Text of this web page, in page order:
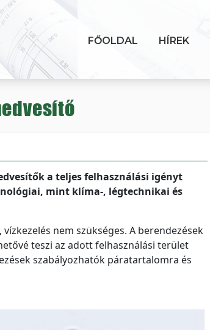
FŐOLDAL HÍREK
a teljes felhasználási igényt
mint klíma-, légtechnikai és
nem szükséges. A berendezések
teszi az adott felhasználási terület
szabályozhatók páratartalomra és